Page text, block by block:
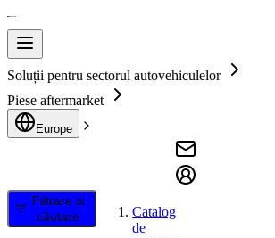
Soluții pentru sectorul autovehiculelor
Piese aftermarket
Europe
Filtrare și
căutare
Catalog
de